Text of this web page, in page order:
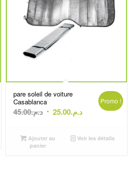
pare soleil de voiture
Casablanca
د.م.45.00
Le
initial
était :
د.م.25.00
Le
actuel
Promo !
Ajouter au
panier
Voir les détails